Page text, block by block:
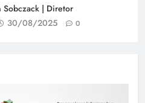
Sobczack | Diretor
30/08/2025 0